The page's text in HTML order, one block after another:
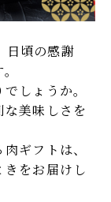
グ
日頃の感謝
しょうか。
な美味しさを
ギフトは、
をお届けし